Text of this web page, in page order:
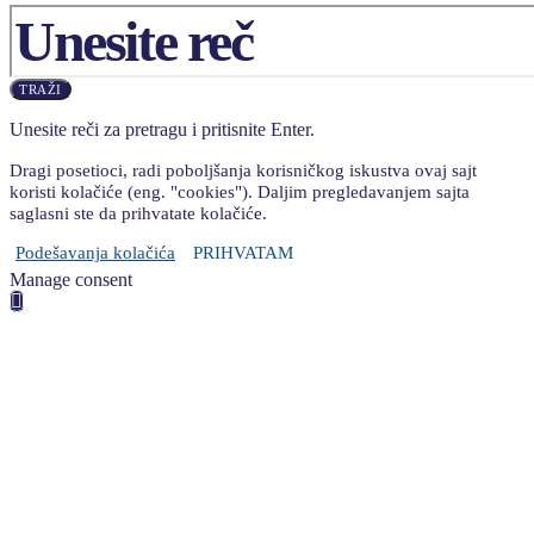
TRAŽI
Unesite reči za pretragu i pritisnite Enter.
Dragi posetioci, radi poboljšanja korisničkog iskustva ovaj sajt
koristi kolačiće (eng. "cookies"). Daljim pregledavanjem sajta
saglasni ste da prihvatate kolačiće.
Podešavanja kolačića PRIHVATAM
Manage consent